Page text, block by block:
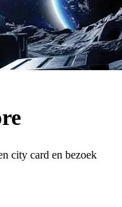
city card en bezoek